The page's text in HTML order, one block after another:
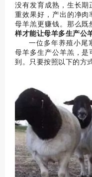
没有发育成熟，生长期
重效果好，产出的净肉
母羊羔更赚钱。 那么既
样才能让母羊多生产公
一位多年养殖小尾
母羊多生产公羊羔，是
到。
只要按照以下的方